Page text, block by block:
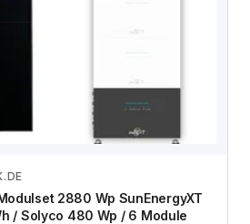
Angebot
2880 Wp SunEnergyXT
/ Solyco 480 Wp / 6 Module